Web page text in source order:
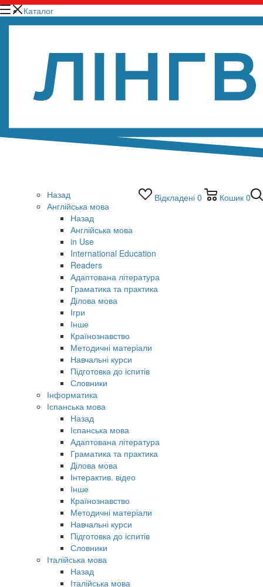
Відкладені 0 Кошик 0
Каталог
Назад
Англійська мова
Назад
Англійська мова
in Use
International Education
Readers
Адаптована література
Граматика та практика
Ділова мова
Ігри
Інше
Країнознавство
Методичні матеріали
Навчальні курси
Підготовка до іспитів
Словники
Інформатика
Іспанська мова
Назад
Іспанська мова
Адаптована література
Граматика та практика
Ділова мова
Інтерактив. відео
Інше
Країнознавство
Методичні матеріали
Навчальні курси
Підготовка до іспитів
Словники
Італійська мова
Назад
Італійська мова